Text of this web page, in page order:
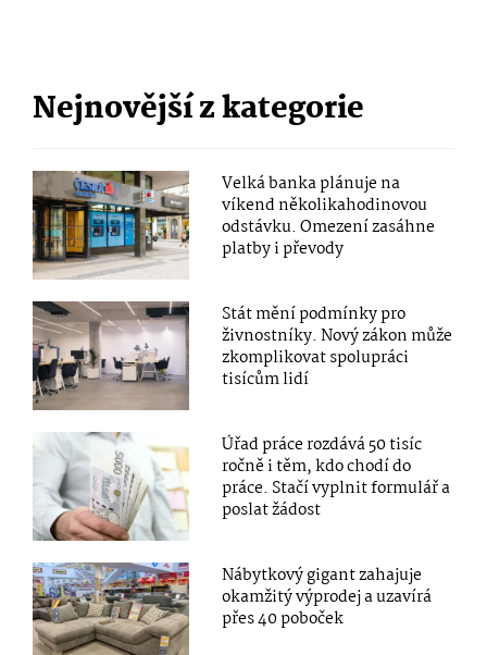
Nejnovější z kategorie
Velká banka plánuje na
víkend několikahodinovou
odstávku. Omezení zasáhne
platby i převody
Stát mění podmínky pro
živnostníky. Nový zákon může
zkomplikovat spolupráci
tisícům lidí
Úřad práce rozdává 50 tisíc
ročně i těm, kdo chodí do
práce. Stačí vyplnit formulář a
poslat žádost
Nábytkový gigant zahajuje
okamžitý výprodej a uzavírá
přes 40 poboček